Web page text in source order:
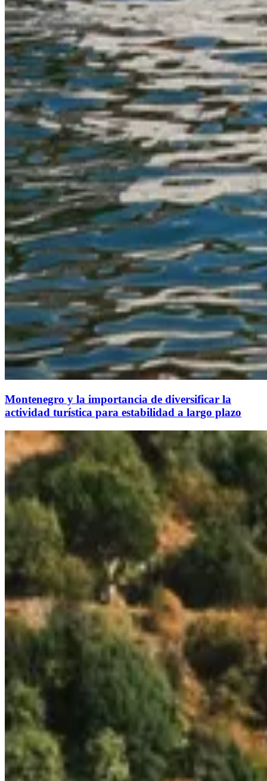
Montenegro y la importancia de diversificar la
actividad turística para estabilidad a largo plazo